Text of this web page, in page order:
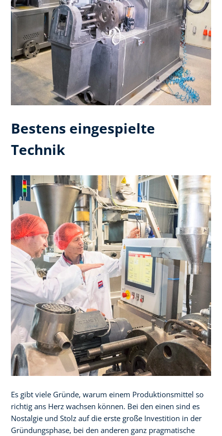
Bestens eingespielte
Technik
Es gibt viele Gründe, warum einem Produktionsmittel so
richtig ans Herz wachsen können. Bei den einen sind es
Nostalgie und Stolz auf die erste große Investition in der
Gründungsphase, bei den anderen ganz pragmatische